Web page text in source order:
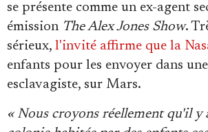
se présente comme un ex-agent
émission The Alex Jones Show.
sérieux, l'invité affirme que la
enfants pour les envoyer dans
esclavagiste, sur Mars.
« Nous croyons réellement qu'il y